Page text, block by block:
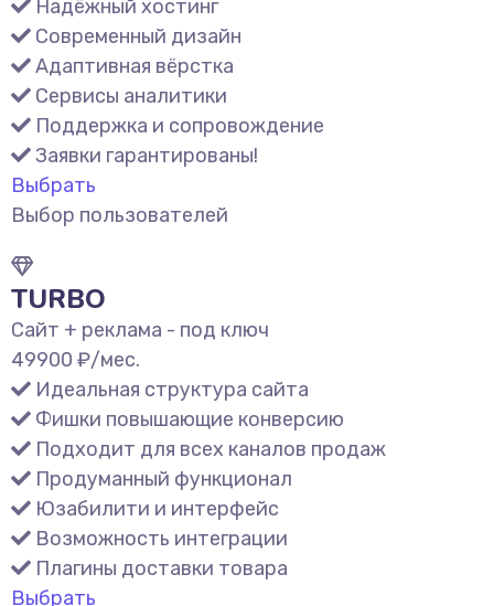
Надёжный хостинг
Современный дизайн
Адаптивная вёрстка
Сервисы аналитики
Поддержка и сопровождение
Заявки гарантированы!
Выбрать
Выбор пользователей
TURBO
Сайт + реклама - под ключ
49900 ₽/мес.
Идеальная структура сайта
Фишки повышающие конверсию
Подходит для всех каналов продаж
Продуманный функционал
Юзабилити и интерфейс
Возможность интеграции
Плагины доставки товара
Выбрать